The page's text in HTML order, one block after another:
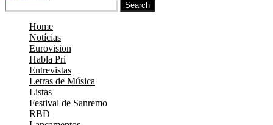
Search
Home
Notícias
Eurovision
Habla Pri
Entrevistas
Letras de Música
Listas
Festival de Sanremo
RBD